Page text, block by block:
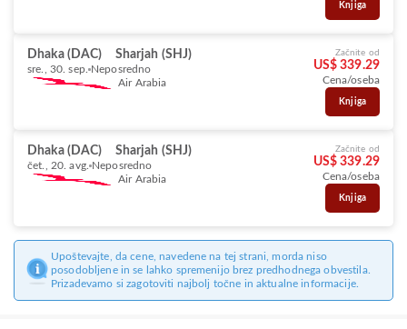
Knjiga
Dhaka (DAC) Sharjah (SHJ)
sre., 30. sep. Neposredno
Air Arabia
Začnite od
US$ 339.29
Cena/oseba
Knjiga
Dhaka (DAC) Sharjah (SHJ)
čet., 20. avg. Neposredno
Air Arabia
Začnite od
US$ 339.29
Cena/oseba
Knjiga
Upoštevajte, da cene, navedene na tej strani, morda niso
posodobljene in se lahko spremenijo brez predhodnega obvestila.
Prizadevamo si zagotoviti najbolj točne in aktualne informacije.